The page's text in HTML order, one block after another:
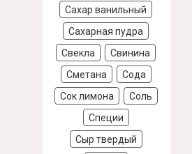
Сахар ванильный
Сахарная пудра
Свекла
Свинина
Сметана
Сода
Сок лимона
Соль
Специи
Сыр твердый